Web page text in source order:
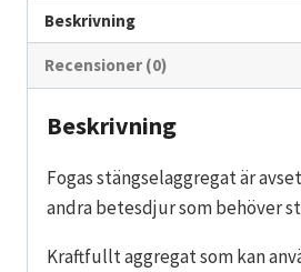
Beskrivning
Recensioner (0)
Beskrivning
Fogas stängselaggregat är
andra betesdjur som behöver
Kraftfullt aggregat som kan